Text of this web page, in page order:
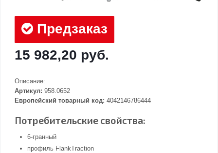
Предзаказ
15 982,20 руб.
Описание:
Артикул: 958.0652
Европейский товарный код: 4042146786444
Потребительские свойства:
6-гранный
профиль FlankTraction